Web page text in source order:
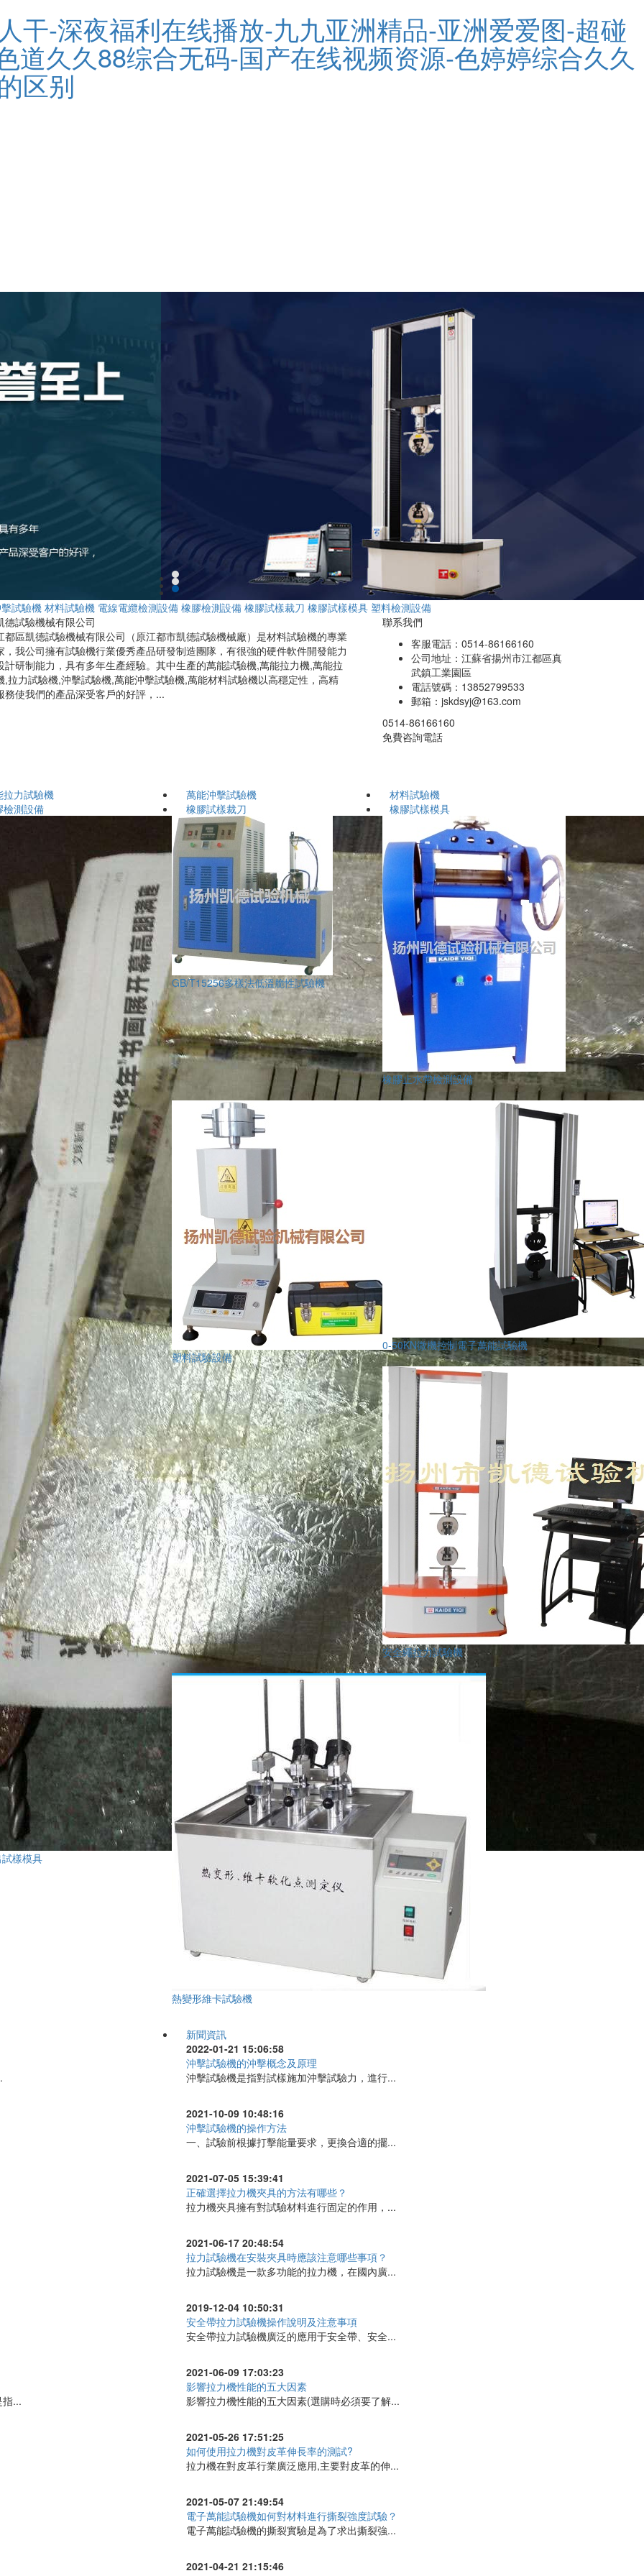
干-深夜福利在线播放-九九亚洲精品-亚洲爱爱图-超碰
道久久88综合无码-国产在线视频资源-色婷婷综合久久
区别
試驗機 材料試驗機 電線電纜檢測設備 橡膠檢測設備 橡膠試樣裁刀 橡膠試樣模具 塑料檢測設備
德試驗機械有限公司
都區凱德試驗機械有限公司（原江都市凱德試驗機械廠）是材料試驗機的專業
，我公司擁有試驗機行業優秀產品研發制造團隊，有很強的硬件軟件開發能力
計研制能力，具有多年生產經驗。其中生產的萬能試驗機,萬能拉力機,萬能拉
,拉力試驗機,沖擊試驗機,萬能沖擊試驗機,萬能材料試驗機以高穩定性，高精
務使我們的產品深受客戶的好評，...
聯系我們
客服電話：0514-86166160
公司地址：江蘇省揚州市江都區真
武鎮工業園區
電話號碼：13852799533
郵箱：jskdsyj@163.com
0514-86166160
免費咨詢電話
拉力試驗機 萬能沖擊試驗機
材料試驗機
檢測設備
橡膠試樣裁刀 橡膠試樣模具
樣模具
GB/T15256多樣法低溫脆性試驗機
橡膠止水帶檢測設備
塑料試驗設備
0-50KN微機控制電子萬能試驗機
安全繩拉力試驗機
熱變形維卡試驗機
新聞資訊
2022-01-21 15:06:58
沖擊試驗機的沖擊概念及原理
沖擊試驗機是指對試樣施加沖擊試驗力，進行...
2021-10-09 10:48:16
沖擊試驗機的操作方法
一、試驗前根據打擊能量要求，更換合適的擺...
2021-07-05 15:39:41
正確選擇拉力機夾具的方法有哪些？
拉力機夾具擁有對試驗材料進行固定的作用，...
2021-06-17 20:48:54
拉力試驗機在安裝夾具時應該注意哪些事項？
拉力試驗機是一款多功能的拉力機，在國內廣...
2019-12-04 10:50:31
安全帶拉力試驗機操作說明及注意事項
安全帶拉力試驗機廣泛的應用于安全帶、安全...
...
2021-06-09 17:03:23
影響拉力機性能的五大因素
影響拉力機性能的五大因素(選購時必須要了解...
2021-05-26 17:51:25
如何使用拉力機對皮革伸長率的測試?
拉力機在對皮革行業廣泛應用,主要對皮革的伸...
2021-05-07 21:49:54
電子萬能試驗機如何對材料進行撕裂強度試驗？
電子萬能試驗機的撕裂實驗是為了求出撕裂強...
2021-04-21 21:15:46